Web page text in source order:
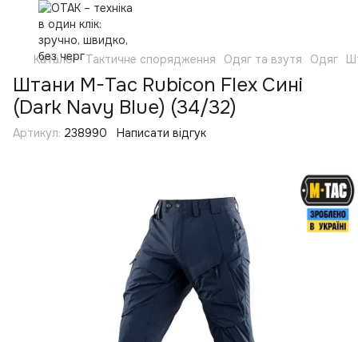
Каталог Тактичне спорядження Одяг та взутя Одяг
Штани M-Tac Rubicon Flex Сині
(Dark Navy Blue) (34/32)
Артикул: 238990 Написати відгук